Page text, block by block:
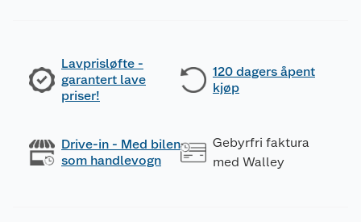
Lavprisløfte -
garantert lave
priser!
120 dagers åpent
kjøp
Drive-in - Med bilen
som handlevogn
Gebyrfri faktura
med Walley